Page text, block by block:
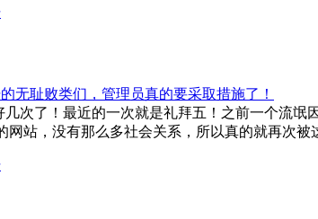
无耻败类们，管理员真的要采取措施了！
次了！最近的一次就是礼拜五！之前一个流
网站，没有那么多社会关系，所以真的就再次